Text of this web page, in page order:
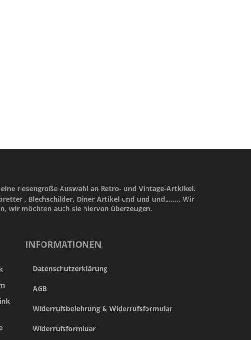
riesengroße Auswahl an Retro- und Vintage-Artkikel.
, Blechschilder, Diner Artikel und und und........ Wir
, wir möchten auch sie hiervon überzeugen.
INFORMATIONEN
Datenschutzerklärung
AGB
Widerrufsbelehrung & Widerrufsformular
Widerrufsformluar